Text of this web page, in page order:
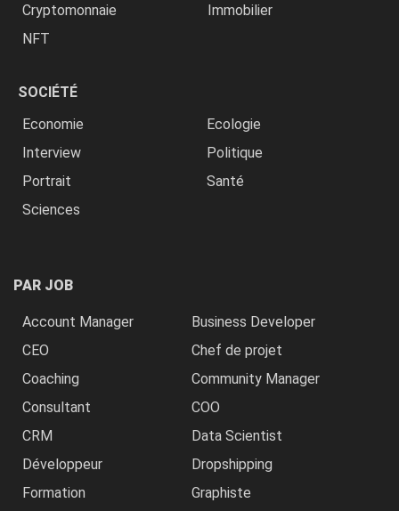
Cryptomonnaie
Immobilier
NFT
SOCIÉTÉ
Economie
Ecologie
Interview
Politique
Portrait
Santé
Sciences
PAR JOB
Account Manager
Business Developer
CEO
Chef de projet
Coaching
Community Manager
Consultant
COO
CRM
Data Scientist
Développeur
Dropshipping
Formation
Graphiste